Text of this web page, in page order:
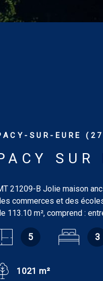
SUR-EURE
SUR
21209-B Jolie maison
commerces et des
113.10 m², comprend :
une avec cheminée insert
douches de 5.90 m², wc de
pièce de 5.32 m², wc de 2.82
: préau, volière,
5 3
1021 m²